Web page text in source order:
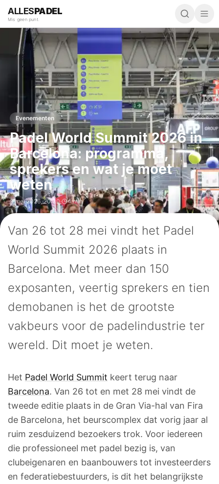
ALLESPADEL
Mis geen punt.
Evenementen
Padel World Summit 2026 in
Barcelona: programma,
sprekers en wat je moet
weten
3 mei 2026,20:30· 4 min
Van 26 tot 28 mei vindt het Padel
World Summit 2026 plaats in
Barcelona. Met meer dan 150
exposanten, veertig sprekers en tien
demobanen is het de grootste
vakbeurs voor de padelindustrie ter
wereld. Dit moet je weten.
Het Padel World Summit keert terug naar
Barcelona. Van 26 tot en met 28 mei vindt de
tweede editie plaats in de Gran Via-hal van Fira
de Barcelona, het beurscomplex dat vorig jaar al
ruim zesduizend bezoekers trok. Voor iedereen
die professioneel met padel bezig is, van
clubeigenaren en baanbouwers tot investeerders
en federatiebestuurders, is dit het belangrijkste